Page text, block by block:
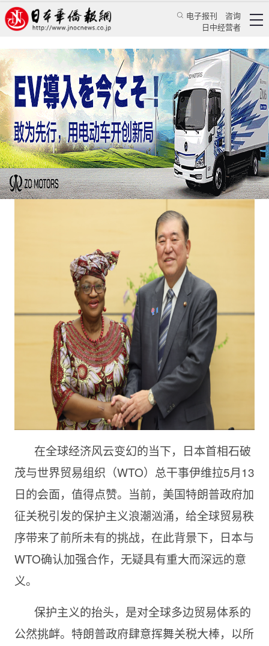
电子报刊
咨询
日中经营者
日本坚守多边贸易 共御保护主义逆流
蒋丰 评论 日本纵横
日本华侨报 2025/5/14 12:01:47
在全球经济风云变幻的当下，日本首相石破
茂与世界贸易组织（WTO）总干事伊维拉5月13
日的会面，值得点赞。当前，美国特朗普政府加
征关税引发的保护主义浪潮汹涌，给全球贸易秩
序带来了前所未有的挑战，在此背景下，日本与
WTO确认加强合作，无疑具有重大而深远的意
义。
保护主义的抬头，是对全球多边贸易体系的
公然挑衅。特朗普政府肆意挥舞关税大棒，以所